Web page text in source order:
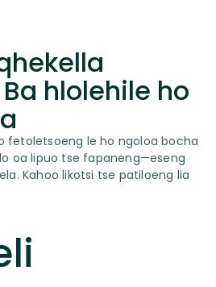
hlolehile ho
fetoletsoeng le ho ngoloa bocha
oa lipuo tse fapaneng—eseng
Kahoo likotsi tse patiloeng lia